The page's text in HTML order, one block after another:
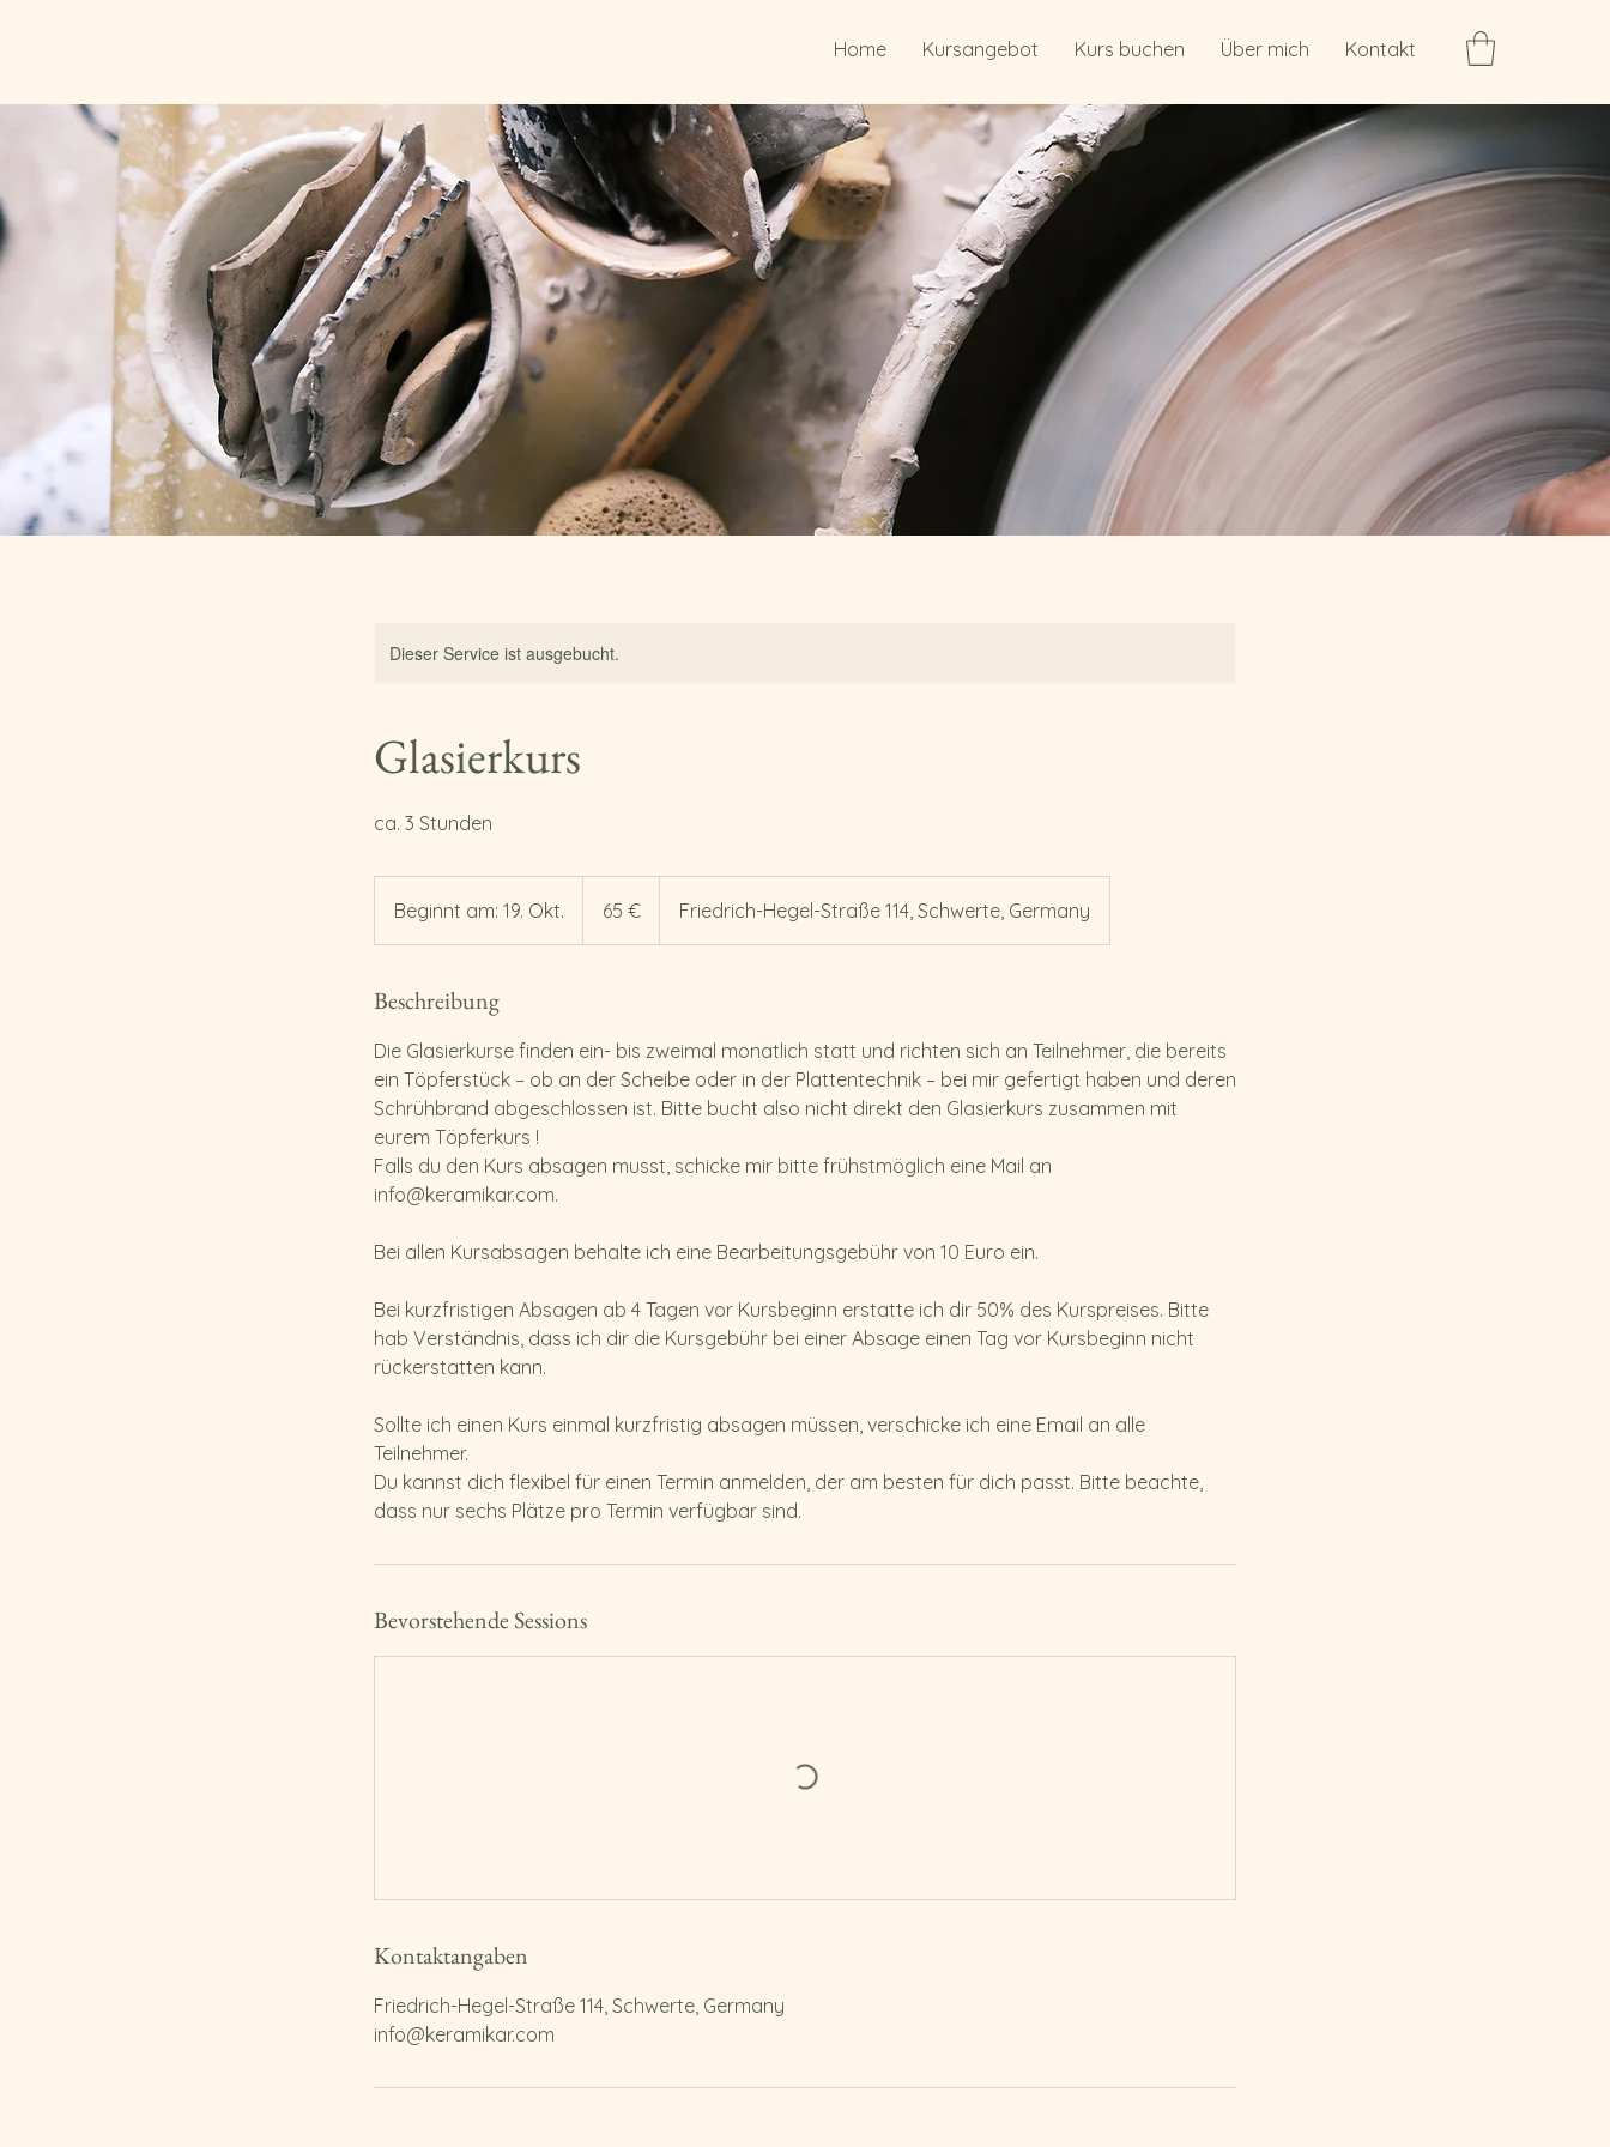
Home Kursangebot Kurs buchen Über mich Kontakt
Dieser Service ist ausgebucht.
Glasierkurs
ca. 3 Stunden
Beginnt am: 19. Okt.
e
n
t
a
:
.
k
t
65 € Friedrich-Hegel-Straße 114, Schwerte, Germany
Beschreibung
Die Glasierkurse finden ein- bis zweimal monatlich statt und richten sich an Teilnehmer, die bereits
ein Töpferstück – ob an der Scheibe oder in der Plattentechnik – bei mir gefertigt haben und deren
Schrühbrand abgeschlossen ist. Bitte bucht also nicht direkt den Glasierkurs zusammen mit
eurem Töpferkurs !
Falls du den Kurs absagen musst, schicke mir bitte frühstmöglich eine Mail an
info@keramikar.com.
Bei allen Kursabsagen behalte ich eine Bearbeitungsgebühr von 10 Euro ein.
Bei kurzfristigen Absagen ab 4 Tagen vor Kursbeginn erstatte ich dir 50% des Kurspreises. Bitte
hab Verständnis, dass ich dir die Kursgebühr bei einer Absage einen Tag vor Kursbeginn nicht
rückerstatten kann.
Sollte ich einen Kurs einmal kurzfristig absagen müssen, verschicke ich eine Email an alle
Teilnehmer.
Du kannst dich flexibel für einen Termin anmelden, der am besten für dich passt. Bitte beachte,
dass nur sechs Plätze pro Termin verfügbar sind.
Bevorstehende Sessions
Kontaktangaben
Friedrich-Hegel-Straße 114, Schwerte, Germany
info@keramikar.com